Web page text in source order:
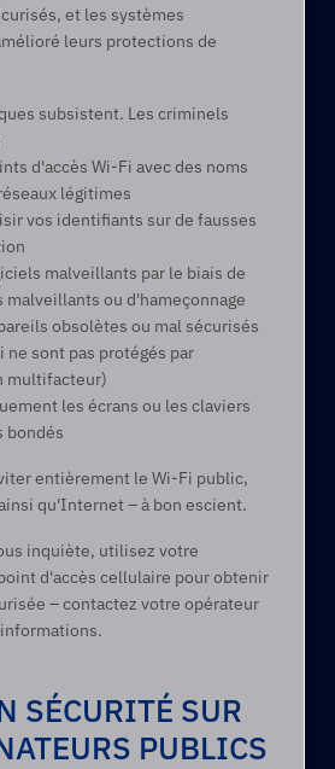
et les systèmes
leurs protections de
subsistent. Les criminels
d'accès Wi-Fi avec des noms
légitimes
vos identifiants sur de fausses
malveillants par le biais de
ou d'hameçonnage
obsolètes ou mal sécurisés
ne sont pas protégés par
multifacteur)
les écrans ou les claviers
bondés
entièrement le Wi-Fi public,
qu'Internet – à bon escient.
inquiète, utilisez votre
d'accès cellulaire pour obtenir
– contactez votre opérateur
SÉCURITÉ SUR
PUBLICS